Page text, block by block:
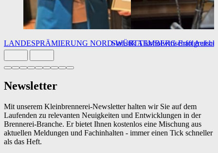
LANDESPRÄMIERUNG NORD-WÜRTTEMBERG Erfolgreiche
Statistik Alkoholwirtschaft
Slide 1 von 9 aktiv
Newsletter
Mit unserem Kleinbrennerei-Newsletter halten wir Sie auf dem
Laufenden zu relevanten Neuigkeiten und Entwicklungen in der
Brennerei-Branche. Er bietet Ihnen kostenlos eine Mischung aus
aktuellen Meldungen und Fachinhalten - immer einen Tick schneller
als das Heft.